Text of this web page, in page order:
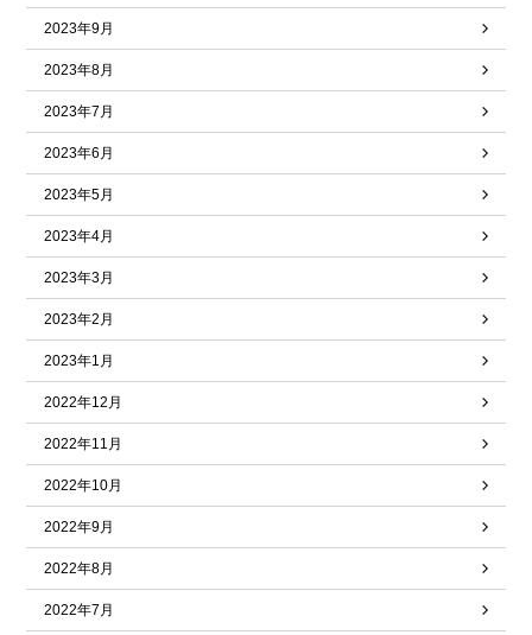
2023年9月
2023年8月
2023年7月
2023年6月
2023年5月
2023年4月
2023年3月
2023年2月
2023年1月
2022年12月
2022年11月
2022年10月
2022年9月
2022年8月
2022年7月